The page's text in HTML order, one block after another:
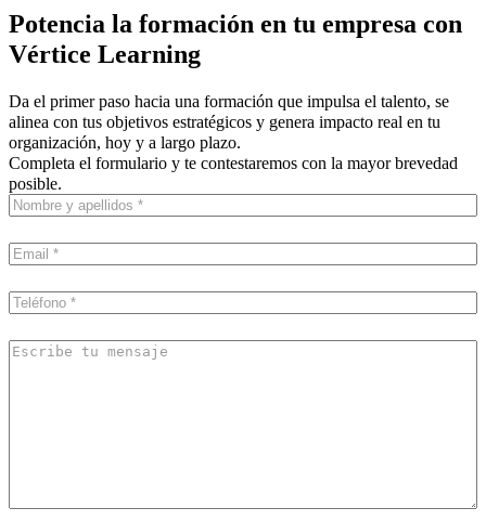
Potencia la formación en tu empresa con
Vértice Learning
Da el primer paso hacia una formación que impulsa el talento, se
alinea con tus objetivos estratégicos y genera impacto real en tu
organización, hoy y a largo plazo.
Completa el formulario y te contestaremos con la mayor brevedad
posible.
Nombre
y
Email*
Teléfono*
Escribe